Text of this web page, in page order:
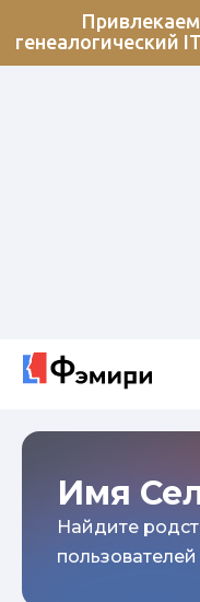
генеалогический
Имя
Найдите